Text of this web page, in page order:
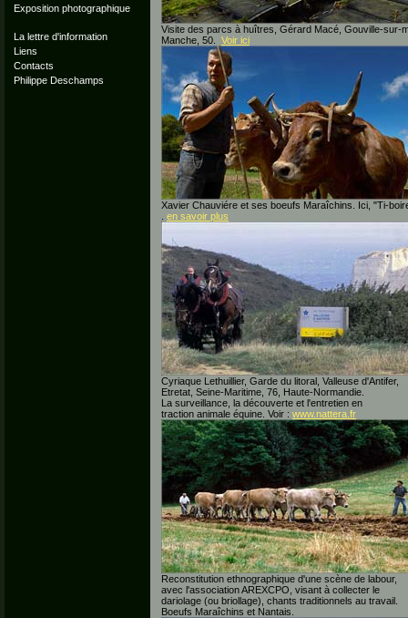
Exposition photographique
La lettre d'information
Liens
Contacts
Philippe Deschamps
Visite des parcs à huîtres, Gérard Macé, Gouville-sur-
Manche, 50. Voir ici
Xavier Chauviére et ses boeufs Maraîchins. Ici, "Ti-
en savoir plus
Cyriaque Lethuillier, Garde du litoral, Valleuse d'Antifer,
Etretat, Seine-Maritime, 76, Haute-Normandie.
La surveillance, la découverte et l'entretien en
traction animale équine. Voir : www.nattera.fr
Reconstitution ethnographique d'une scène de labour,
avec l'association AREXCPO, visant à collecter le
dariolage (ou briollage), chants traditionnels au travail.
Boeufs Maraîchins et Nantais.